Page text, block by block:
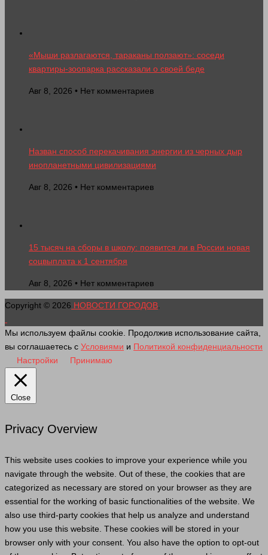
«Мыши разлагаются, тараканы ползают»: соседи
квартиры-зоопарка рассказали о своей беде
Авг 8, 2026 • Нет комментариев
Назван способ перекачивания энергии из черных дыр
инопланетными цивилизациями
Авг 8, 2026 • Нет комментариев
15 тысяч на сборы в школу: появится ли в России новая
соцвыплата к 1 сентября
Авг 8, 2026 • Нет комментариев
Copyright © 2026 НОВОСТИ ГОРОДОВ
Мы используем файлы cookie. Продолжив использование сайта,
вы соглашаетесь с Условиями и Политикой конфиденциальности
Настройки
Принимаю
Close
Privacy Overview
This website uses cookies to improve your experience while you
navigate through the website. Out of these, the cookies that are
categorized as necessary are stored on your browser as they are
essential for the working of basic functionalities of the website. We
also use third-party cookies that help us analyze and understand
how you use this website. These cookies will be stored in your
browser only with your consent. You also have the option to opt-out